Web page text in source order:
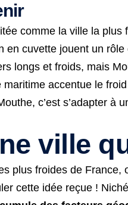
comme la ville la
en cuvette jouent un
longs et froids, mais
maritime accentue le
c’est s’adapter à
ville
plus froides de
cette idée reçue !